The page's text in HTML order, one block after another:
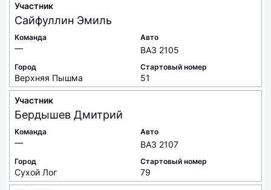
Участник
Сайфуллин Эмиль
Команда
—
Авто
ВАЗ 2105
Город
Верхняя Пышма
Стартовый номер
51
Участник
Бердышев Дмитрий
Команда
—
Авто
ВАЗ 2107
Город
Сухой Лог
Стартовый номер
79